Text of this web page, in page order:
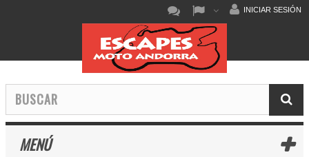
INICIAR SESIÓN
MENÚ